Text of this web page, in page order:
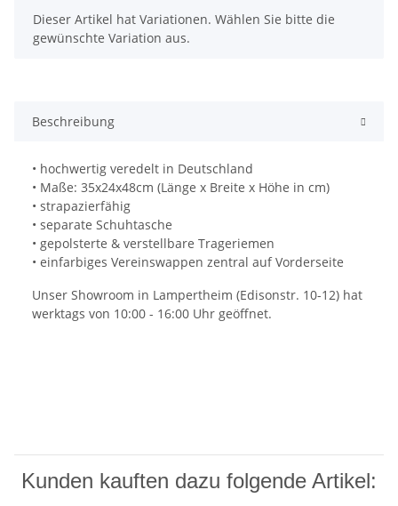
x
Dieser Artikel hat Variationen. Wählen Sie bitte die
gewünschte Variation aus.
Beschreibung
• hochwertig veredelt in Deutschland
• Maße: 35x24x48cm (Länge x Breite x Höhe in cm)
• strapazierfähig
• separate Schuhtasche
• gepolsterte & verstellbare Trageriemen
• einfarbiges Vereinswappen zentral auf Vorderseite
Unser Showroom in Lampertheim (Edisonstr. 10-12) hat
werktags von 10:00 - 16:00 Uhr geöffnet.
Kunden kauften dazu folgende Artikel: